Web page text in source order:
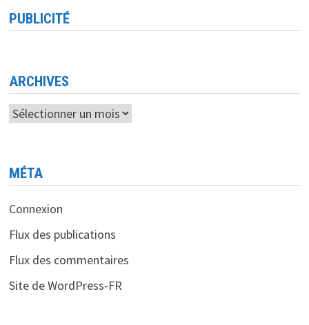
PUBLICITÉ
ARCHIVES
Archives
MÉTA
Connexion
Flux des publications
Flux des commentaires
Site de WordPress-FR